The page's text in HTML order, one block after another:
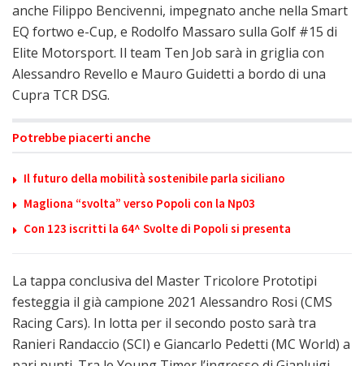
anche Filippo Bencivenni, impegnato anche nella Smart
EQ fortwo e-Cup, e Rodolfo Massaro sulla Golf #15 di
Elite Motorsport. Il team Ten Job sarà in griglia con
Alessandro Revello e Mauro Guidetti a bordo di una
Cupra TCR DSG.
Potrebbe piacerti anche
Il futuro della mobilità sostenibile parla siciliano
Magliona “svolta” verso Popoli con la Np03
Con 123 iscritti la 64^ Svolte di Popoli si presenta
La tappa conclusiva del Master Tricolore Prototipi
festeggia il già campione 2021 Alessandro Rosi (CMS
Racing Cars). In lotta per il secondo posto sarà tra
Ranieri Randaccio (SCI) e Giancarlo Pedetti (MC World) a